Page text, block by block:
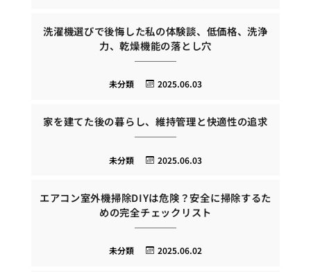
洗濯機選びで後悔した私の体験談、低価格、洗浄
力、乾燥機能の落とし穴
2025.06.03
未分類
家を建てた後の暮らし、維持管理と快適性の追求
2025.06.03
未分類
エアコン室外機掃除DIYは危険？安全に掃除するた
めの完全チェックリスト
2025.06.02
未分類